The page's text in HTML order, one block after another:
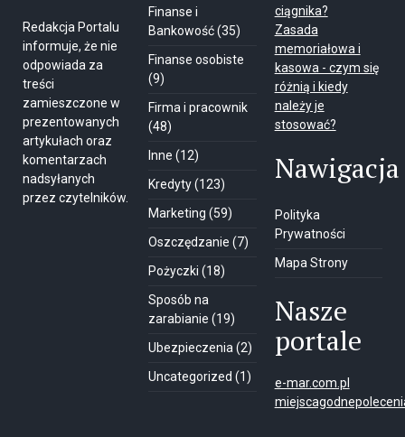
Redakcja Portalu
informuje, że nie
odpowiada za
treści
zamieszczone w
prezentowanych
artykułach oraz
komentarzach
nadsyłanych
przez czytelników.
Finanse i
Bankowość(35)
Finanse osobiste
(9)
Firma i pracownik
(48)
Inne (12)
Kredyty(123)
Marketing (59)
Oszczędzanie (7)
Pożyczki (18)
Sposób na
zarabianie (19)
Ubezpieczenia (2)
Uncategorized (1)
ciągnika?
Zasada
memoriałowa i
kasowa - czym się
różnią i kiedy
należy je
stosować?
Nawigacja
Polityka
Prywatności
Mapa Strony
Nasze
portale
e-mar.com.pl